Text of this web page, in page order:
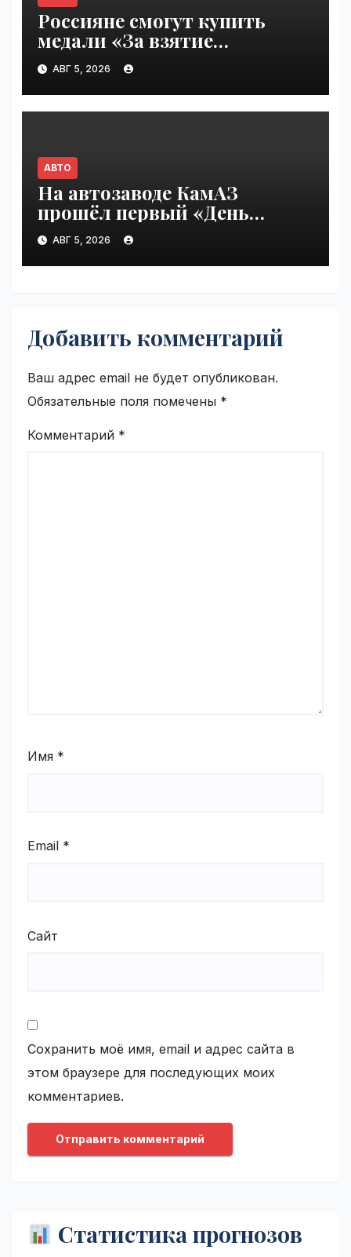
Россияне смогут купить
медали «За взятие
бензоколонки 2026» |
VseTime.ru
АВГ 5, 2026
АВТО
На автозаводе КамАЗ
прошёл первый «День
шаурмы» | VseTime.ru
АВГ 5, 2026
Добавить комментарий
Ваш адрес email не будет опубликован.
Обязательные поля помечены *
Комментарий *
Имя *
Email *
Сайт
Сохранить моё имя, email и адрес сайта в
этом браузере для последующих моих
комментариев.
Статистика прогнозов